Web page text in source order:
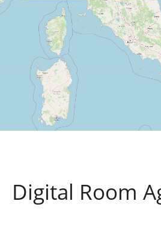
Digital Room